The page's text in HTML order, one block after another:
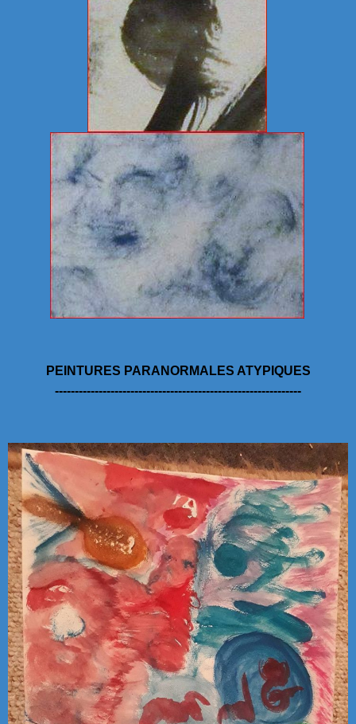
PEINTURES PARANORMALES ATYPIQUES
--------------------------------------------------------------